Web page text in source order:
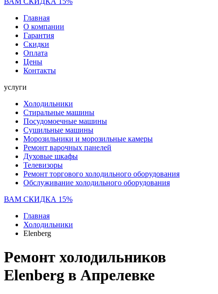
Главная
О компании
Гарантия
Скидки
Оплата
Цены
Контакты
услуги
Холодильники
Стиральные машины
Посудомоечные машины
Сушильные машины
Морозильники и морозильные камеры
Ремонт варочных панелей
Духовые шкафы
Телевизоры
Ремонт торгового холодильного оборудования
Обслуживание холодильного оборудования
ВАМ СКИДКА 15%
Главная
Холодильники
Elenberg
Ремонт холодильников
Elenberg в Апрелевке